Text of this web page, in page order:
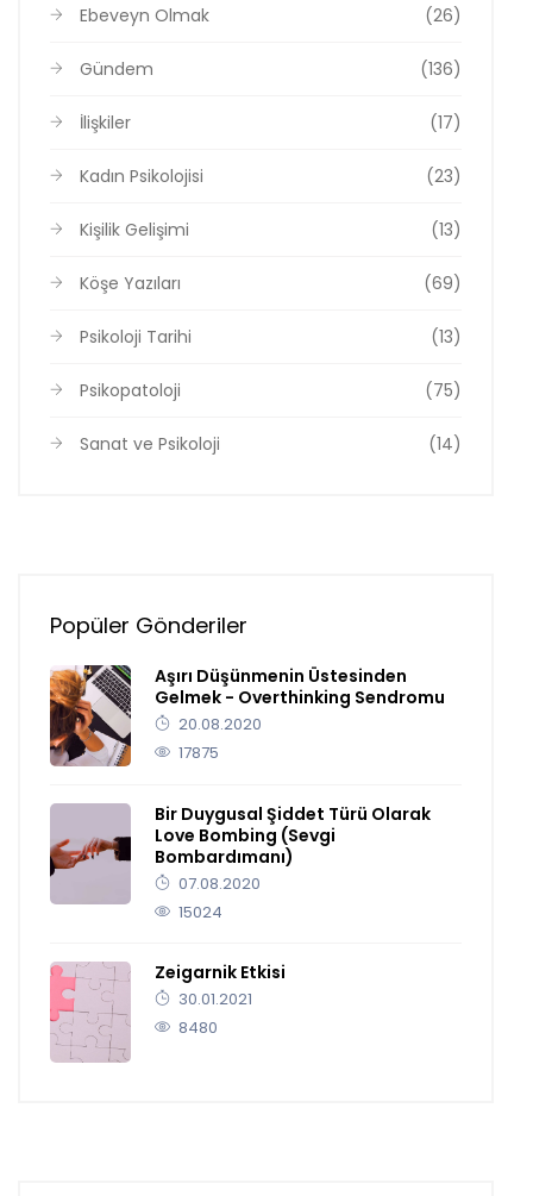
Ebeveyn Olmak (26)
Gündem (136)
İlişkiler (17)
Kadın Psikolojisi (23)
Kişilik Gelişimi (13)
Köşe Yazıları (69)
Psikoloji Tarihi (13)
Psikopatoloji (75)
Sanat ve Psikoloji (14)
Popüler Gönderiler
Aşırı Düşünmenin Üstesinden
Gelmek - Overthinking Sendromu
20.08.2020
17875
Bir Duygusal Şiddet Türü Olarak
Love Bombing (Sevgi
Bombardımanı)
07.08.2020
15024
Zeigarnik Etkisi
30.01.2021
8480